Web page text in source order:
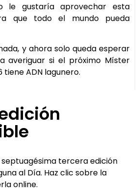
le gustaría aprovechar esta
que todo el mundo pueda
y ahora solo queda esperar
averiguar si el próximo Míster
tiene ADN lagunero.
septuagésima tercera edición
al Día. Haz clic sobre la
online.